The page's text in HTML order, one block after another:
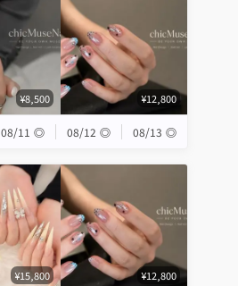
¥8,500 ¥12,800
08/11 ◎ 08/12 ◎ 08/13 ◎
¥15,800 ¥12,800